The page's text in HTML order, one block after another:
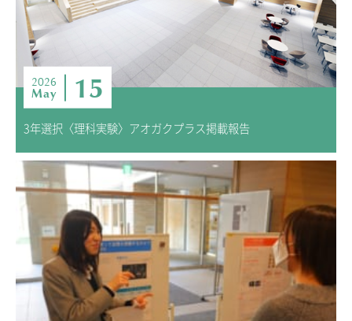
2026
May 15
3年選択〈理科実験〉アオガクプラス掲載報告